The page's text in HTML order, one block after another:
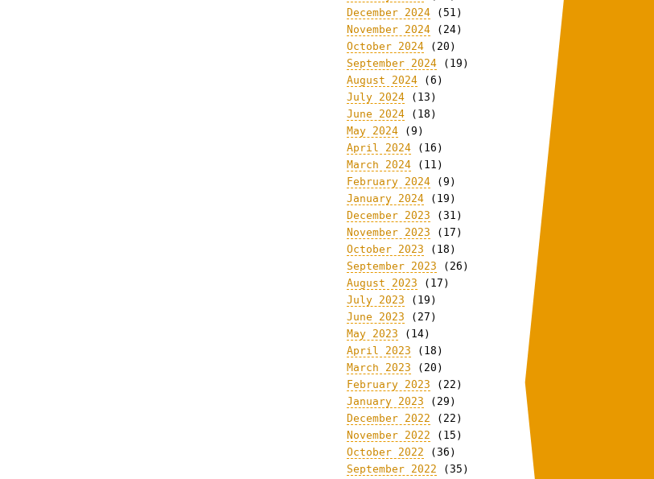
December 2024 (51)
November 2024 (24)
October 2024 (20)
September 2024 (19)
August 2024 (6)
July 2024 (13)
June 2024 (18)
May 2024 (9)
April 2024 (16)
March 2024 (11)
February 2024 (9)
January 2024 (19)
December 2023 (31)
November 2023 (17)
October 2023 (18)
September 2023 (26)
August 2023 (17)
July 2023 (19)
June 2023 (27)
May 2023 (14)
April 2023 (18)
March 2023 (20)
February 2023 (22)
January 2023 (29)
December 2022 (22)
November 2022 (15)
October 2022 (36)
September 2022 (35)